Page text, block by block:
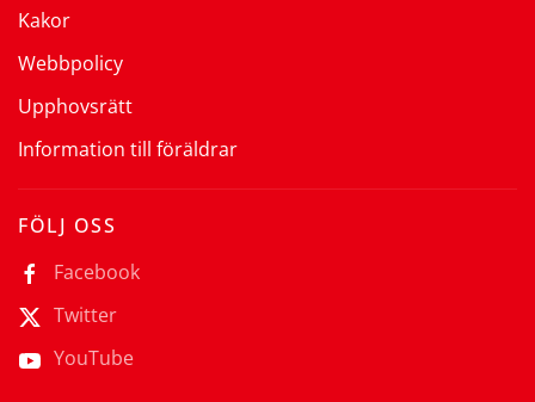
Kakor
Webbpolicy
Upphovsrätt
Information till föräldrar
FÖLJ OSS
Facebook
Twitter
YouTube